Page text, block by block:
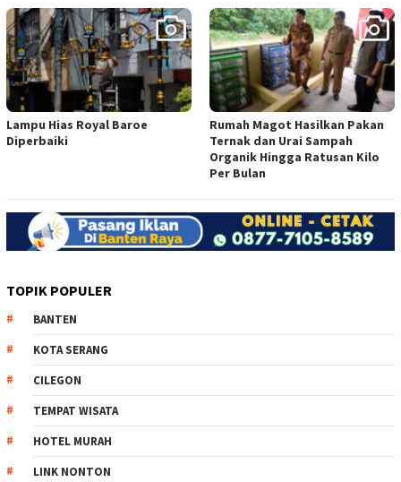
Lampu Hias Royal Baroe
Diperbaiki
Rumah Magot Hasilkan Pakan
Ternak dan Urai Sampah
Organik Hingga Ratusan Kilo
Per Bulan
TOPIK POPULER
BANTEN
KOTA SERANG
CILEGON
TEMPAT WISATA
HOTEL MURAH
LINK NONTON